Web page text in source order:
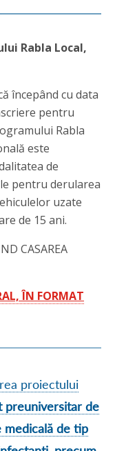
Rabla Local,
începând cu data
pentru
Rabla
este
de
pentru derularea
uzate
de 15 ani.
CASAREA
ÎN FORMAT
proiectului
preuniversitar de
de tip